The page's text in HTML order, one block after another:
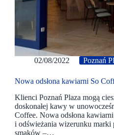
02/08/2022 Poznań
Nowa odsłona kawiarni So
Klienci Poznań Plaza mogą
doskonałej kawy w
Coffee. Nowa odsłona
i odświeżania wizerunku marki
smaków –…